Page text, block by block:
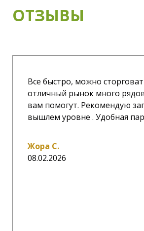
ОТЗЫВЫ
Все быстро, можно
отличный рынок много
вам помогут. Рекомендую
вышлем уровне . Удобная
Жора С.
08.02.2026